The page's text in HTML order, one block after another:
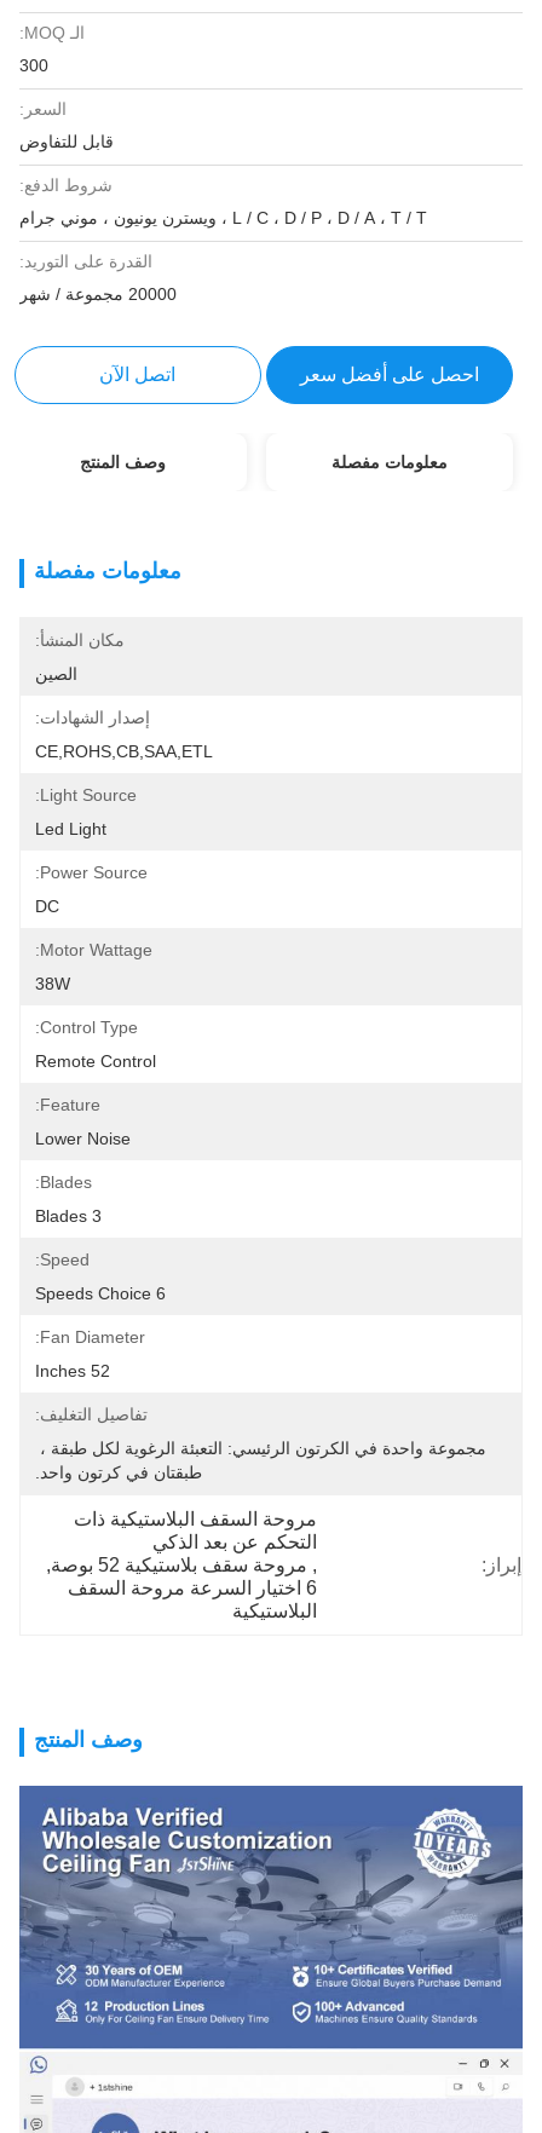
الـ MOQ:
300
السعر:
قابل للتفاوض
شروط الدفع:
L / C ، D / P ، D / A ، T / T ، ويسترن يونيون ، موني جرام
القدرة على التوريد:
20000 مجموعة / شهر
احصل على أفضل سعر اتصل الآن
معلومات مفصلة وصف المنتج
معلومات مفصلة
مكان المنشأ:
الصين
إصدار الشهادات:
CE,ROHS,CB,SAA,ETL
Light Source:
Led Light
Power Source:
DC
Motor Wattage:
38W
Control Type:
Remote Control
Feature:
Lower Noise
Blades:
Speed:
Fan Diameter:
52 Inches
تفاصيل التغليف:
مجموعة واحدة في الكرتون الرئيسي: التعبئة الرغوية لكل طبقة ،
طبقتان في كرتون واحد.
إبراز:
مروحة السقف البلاستيكية ذات
التحكم عن بعد الذكي
, مروحة سقف بلاستيكية 52 بوصة
,
6 اختيار السرعة مروحة السقف
البلاستيكية
وصف المنتج